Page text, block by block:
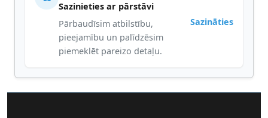
Sazinieties ar pārstāvi
Pārbaudīsim atbilstību,
pieejamību un palīdzēsim
piemeklēt pareizo detaļu.
Sazināties